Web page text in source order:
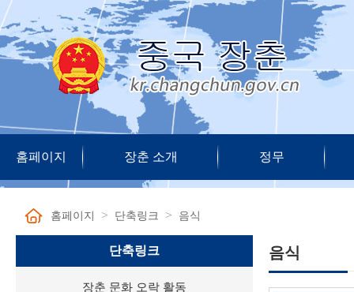
홈페이지 장춘 소개 정무
홈페이지 > 단축링크 > 음식
단축링크
장춘 문화 오락 활동
음식